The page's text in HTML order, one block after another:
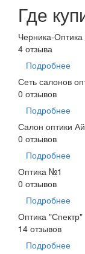
Где
Черника-
4 отзыва
Подробнее
Сеть салонов
0 отзывов
Подробнее
Салон оптики
0 отзывов
Подробнее
Оптика №1
0 отзывов
Подробнее
Оптика "Спектр"
14 отзывов
Подробнее